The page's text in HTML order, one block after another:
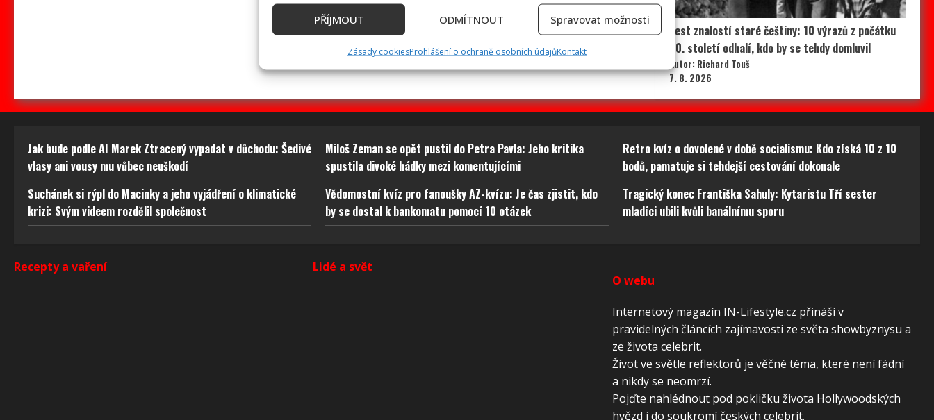
Přiřazování a kombinování údajů z jiných zdrojů údajů, Propojení různých
zařízení, Identifikace zařízení na základě automaticky přenášených informací.
Používání přesných údajů o zeměpisné poloze, Identifikace zařízení na
základě aktivně vyžádaných informací.
Zajištění bezpečnosti, předcházení a zjišťování podvodů a
obsahu, Ukládání a sdělování voleb ochrany osobních údajů.
PŘÍJMOUT ODMÍTNOUT Spravovat možnosti
Zásady cookiesProhlášení o ochraně osobních údajůKontakt
Test znalostí staré češtiny: 10 výrazů z počátku
20. století odhalí, kdo by se tehdy domluvil
Autor: Richard Touš
7. 8. 2026
Jak bude podle AI Marek Ztracený vypadat v důchodu: Šedivé
vlasy ani vousy mu vůbec neuškodí
Miloš Zeman se opět pustil do Petra Pavla: Jeho kritika
spustila divoké hádky mezi komentujícími
Retro kvíz o dovolené v době socialismu: Kdo získá 10 z 10
bodů, pamatuje si tehdejší cestování dokonale
Suchánek si rýpl do Macinky a jeho vyjádření o klimatické
krizi: Svým videem rozdělil společnost
Vědomostní kvíz pro fanoušky AZ-kvízu: Je čas zjistit, kdo
by se dostal k bankomatu pomocí 10 otázek
Tragický konec Františka Sahuly: Kytaristu Tří sester
mladíci ubili kvůli banálnímu sporu
Recepty a vaření
Lidé a svět
O webu
Internetový magazín IN-Lifestyle.cz přináší v
pravidelných článcích zajímavosti ze světa showbyznysu a
ze života celebrit.
Život ve světle reflektorů je věčné téma, které není fádní
a nikdy se neomrzí.
Pojďte nahlédnout pod pokličku života Hollywoodských
hvězd i do soukromí českých celebrit.